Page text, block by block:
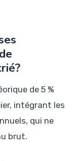
de 5 %
intégrant les
qui ne
brut.